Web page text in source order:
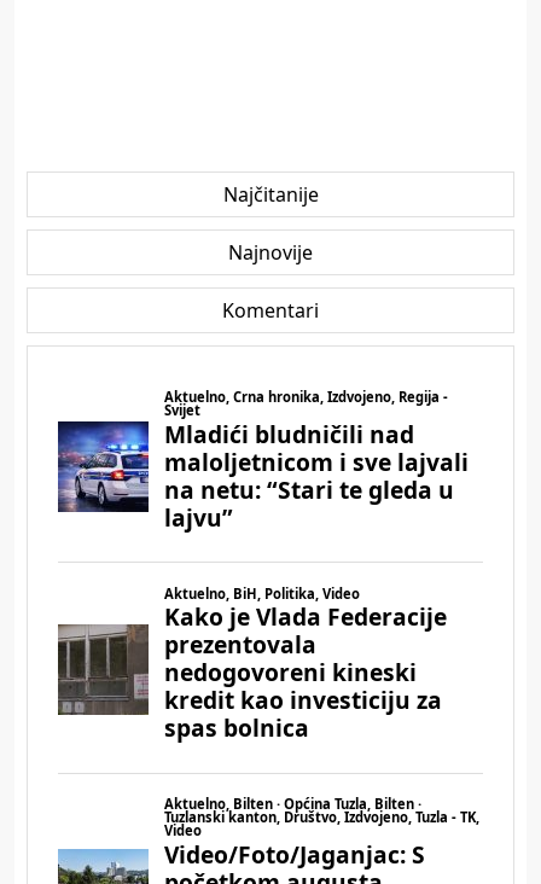
Najčitanije
Najnovije
Komentari